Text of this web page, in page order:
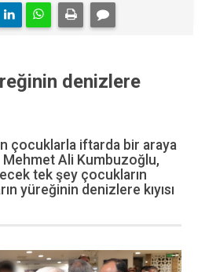
denizlere
çocuklarla iftarda bir araya
Ali Kumbuzoğlu,
tek şey çocukların
yüreğinin denizlere kıyısı